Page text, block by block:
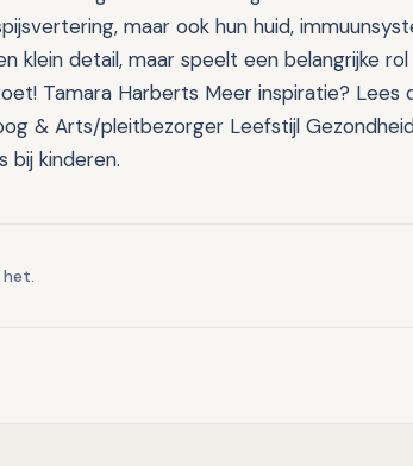
maar ook hun huid,
klein detail, maar speelt een belangrijke
Tamara Harberts Meer inspiratie? Lees
& Arts/pleitbezorger Leefstijl
bij kinderen.